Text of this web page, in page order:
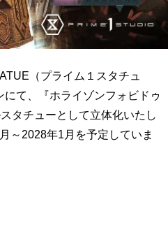
（プライム１スタチュ
て、『ホライゾンフォビドゥ
タチューとして立体化いたし
～2028年1月を予定していま